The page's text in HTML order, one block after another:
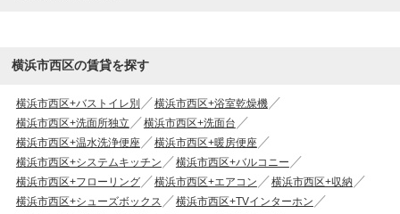
横浜市西区の賃貸を探す
横浜市西区+バストイレ別
横浜市西区+浴室乾燥機
横浜市西区+洗面所独立
横浜市西区+洗面台
横浜市西区+温水洗浄便座
横浜市西区+暖房便座
横浜市西区+システムキッチン
横浜市西区+バルコニー
横浜市西区+フローリング
横浜市西区+エアコン
横浜市西区+収納
横浜市西区+シューズボックス
横浜市西区+TVインターホン